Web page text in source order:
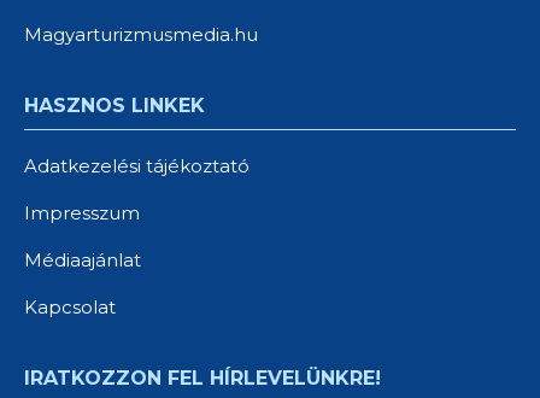
Magyarturizmusmedia.hu
HASZNOS LINKEK
Adatkezelési tájékoztató
Impresszum
Médiaajánlat
Kapcsolat
IRATKOZZON FEL HÍRLEVELÜNKRE!